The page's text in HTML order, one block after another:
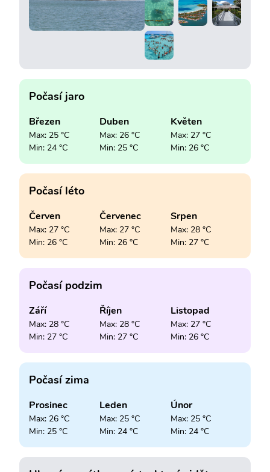
Počasí jaro
Březen
Max: 25 °C
Min: 24 °C
Duben
Max: 26 °C
Min: 25 °C
Květen
Max: 27 °C
Min: 26 °C
Počasí léto
Červen
Max: 27 °C
Min: 26 °C
Červenec
Max: 27 °C
Min: 26 °C
Srpen
Max: 28 °C
Min: 27 °C
Počasí podzim
Září
Max: 28 °C
Min: 27 °C
Říjen
Max: 28 °C
Min: 27 °C
Listopad
Max: 27 °C
Min: 26 °C
Počasí zima
Prosinec
Max: 26 °C
Min: 25 °C
Leden
Max: 25 °C
Min: 24 °C
Únor
Max: 25 °C
Min: 24 °C